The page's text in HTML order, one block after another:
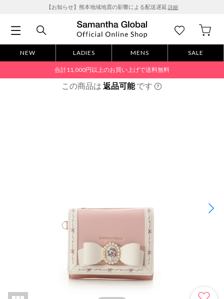
【お知らせ】熊本地域地震の影響による配送遅延 詳細
NEW LADIES MENS SALE
合計11,000円以上のお買い上げで送料無料
この商品は 返品可能です